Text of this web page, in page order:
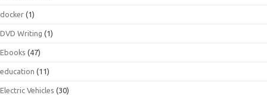
docker (1)
DVD Writing (1)
Ebooks (47)
education (11)
Electric Vehicles (30)